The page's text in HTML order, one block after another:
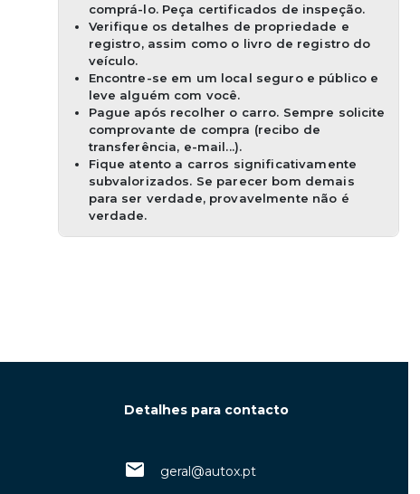
comprá-lo. Peça certificados de inspeção.
Verifique os detalhes de propriedade e
registro, assim como o livro de registro do
veículo.
Encontre-se em um local seguro e público e
leve alguém com você.
Pague após recolher o carro. Sempre solicite
comprovante de compra (recibo de
transferência, e-mail...).
Fique atento a carros significativamente
subvalorizados. Se parecer bom demais
para ser verdade, provavelmente não é
verdade.
Detalhes para contacto
geral@autox.pt